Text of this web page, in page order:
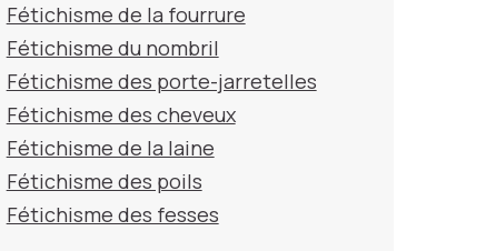
Fétichisme de la fourrure
Fétichisme du nombril
Fétichisme des porte-jarretelles
Fétichisme des cheveux
Fétichisme de la laine
Fétichisme des poils
Fétichisme des fesses